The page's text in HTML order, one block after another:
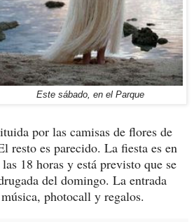
Este sábado, en el Parque
por las camisas de flores de
resto es parecido. La fiesta es en
18 horas y está previsto que se
del domingo. La entrada
photocall y regalos.